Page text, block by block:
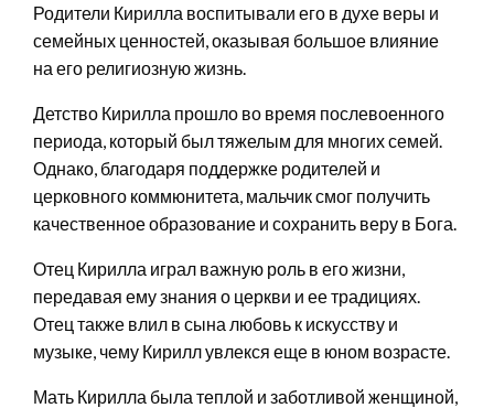
Родители Кирилла воспитывали его в духе веры и
семейных ценностей, оказывая большое влияние
на его религиозную жизнь.
Детство Кирилла прошло во время послевоенного
периода, который был тяжелым для многих семей.
Однако, благодаря поддержке родителей и
церковного коммюнитета, мальчик смог получить
качественное образование и сохранить веру в Бога.
Отец Кирилла играл важную роль в его жизни,
передавая ему знания о церкви и ее традициях.
Отец также влил в сына любовь к искусству и
музыке, чему Кирилл увлекся еще в юном возрасте.
Мать Кирилла была теплой и заботливой женщиной,